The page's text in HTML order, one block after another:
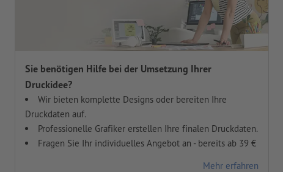
Sie benötigen Hilfe bei der Umsetzung Ihrer
Druckidee?
Wir bieten komplette Designs oder bereiten Ihre
Druckdaten auf.
Professionelle Grafiker erstellen Ihre finalen Druckdaten.
Fragen Sie Ihr individuelles Angebot an - bereits ab 39 €
Mehr erfahren